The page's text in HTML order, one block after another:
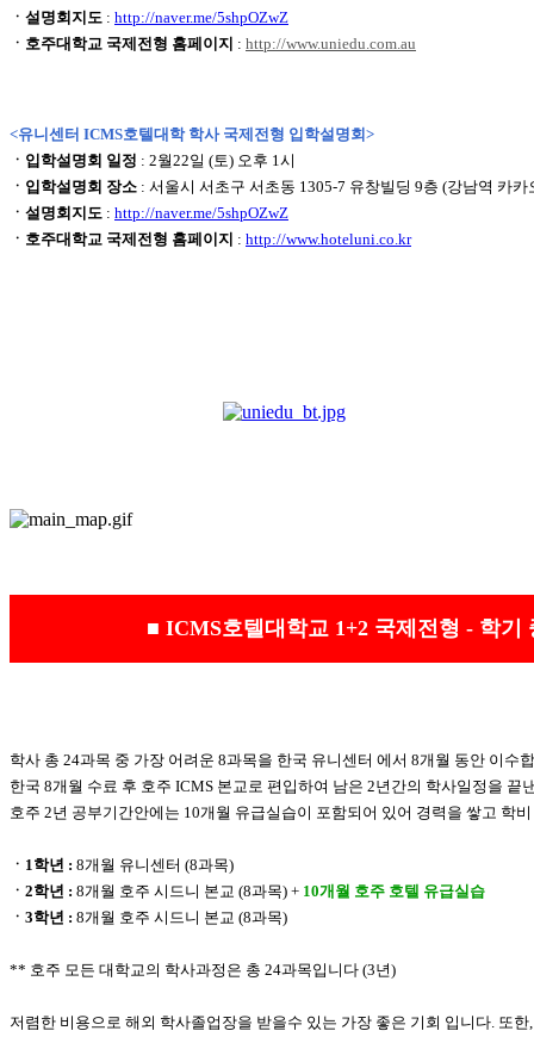
ㆍ설명회지도 : http://naver.me/5shpOZwZ
ㆍ호주대학교 국제전형 홈페이지 : http://www.uniedu.com.au
<유니센터 ICMS호텔대학 학사 국제전형 입학설명회>
ㆍ입학설명회 일정 : 2월22일 (토) 오후 1시
ㆍ입학설명회 장소 : 서울시 서초구 서초동 1305-7 유창빌딩 9층 (강남역 카
ㆍ설명회지도 : http://naver.me/5shpOZwZ
ㆍ호주대학교 국제전형 홈페이지 : http://www.hoteluni.co.kr
■ ICMS호텔대학교 1+2 국제전형 - 학기
학사 총 24과목 중 가장 어려운 8과목을 한국 유니센터 에서 8개월 동안 이수
한국 8개월 수료 후 호주 ICMS 본교로 편입하여 남은 2년간의 학사일정을 끝
호주 2년 공부기간안에는 10개월 유급실습이 포함되어 있어 경력을 쌓고 학
ㆍ1학년 : 8개월 유니센터 (8과목)
ㆍ2학년 : 8개월 호주 시드니 본교 (8과목) + 10개월 호주 호텔 유급실습
ㆍ3학년 : 8개월 호주 시드니 본교 (8과목)
** 호주 모든 대학교의 학사과정은 총 24과목입니다 (3년)
저렴한 비용으로 해외 학사졸업장을 받을수 있는 가장 좋은 기회 입니다. 또